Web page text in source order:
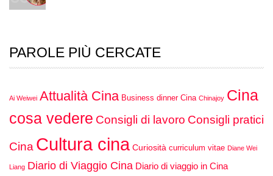
PAROLE PIÙ CERCATE
Ai Weiwei Attualità Cina Business dinner Cina Chinajoy Cina
cosa vedere Consigli di lavoro Consigli pratici
Cina Cultura cina Curiosità curriculum vitae Diane Wei
Liang Diario di Viaggio Cina Diario di viaggio in Cina